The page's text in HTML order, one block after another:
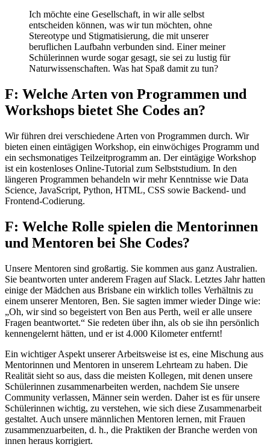
Ich möchte eine Gesellschaft, in wir alle selbst
entscheiden können, was wir tun möchten, ohne
Stereotype und Stigmatisierung, die mit unserer
beruflichen Laufbahn verbunden sind. Einer meiner
Schülerinnen wurde sogar gesagt, sie sei zu lustig für
Naturwissenschaften. Was hat Spaß damit zu tun?
F: Welche Arten von Programmen und
Workshops bietet She Codes an?
Wir führen drei verschiedene Arten von Programmen durch. Wir
bieten einen eintägigen Workshop, ein einwöchiges Programm und
ein sechsmonatiges Teilzeitprogramm an. Der eintägige Workshop
ist ein kostenloses Online-Tutorial zum Selbststudium. In den
längeren Programmen behandeln wir mehr Kenntnisse wie Data
Science, JavaScript, Python, HTML, CSS sowie Backend- und
Frontend-Codierung.
F: Welche Rolle spielen die Mentorinnen
und Mentoren bei She Codes?
Unsere Mentoren sind großartig. Sie kommen aus ganz Australien.
Sie beantworten unter anderem Fragen auf Slack. Letztes Jahr hatten
einige der Mädchen aus Brisbane ein wirklich tolles Verhältnis zu
einem unserer Mentoren, Ben. Sie sagten immer wieder Dinge wie:
„Oh, wir sind so begeistert von Ben aus Perth, weil er alle unsere
Fragen beantwortet.“ Sie redeten über ihn, als ob sie ihn persönlich
kennengelernt hätten, und er ist 4.000 Kilometer entfernt!
Ein wichtiger Aspekt unserer Arbeitsweise ist es, eine Mischung aus
Mentorinnen und Mentoren in unserem Lehrteam zu haben. Die
Realität sieht so aus, dass die meisten Kollegen, mit denen unsere
Schülerinnen zusammenarbeiten werden, nachdem Sie unsere
Community verlassen, Männer sein werden. Daher ist es für unsere
Schülerinnen wichtig, zu verstehen, wie sich diese Zusammenarbeit
gestaltet. Auch unsere männlichen Mentoren lernen, mit Frauen
zusammenzuarbeiten, d. h., die Praktiken der Branche werden von
innen heraus korrigiert.